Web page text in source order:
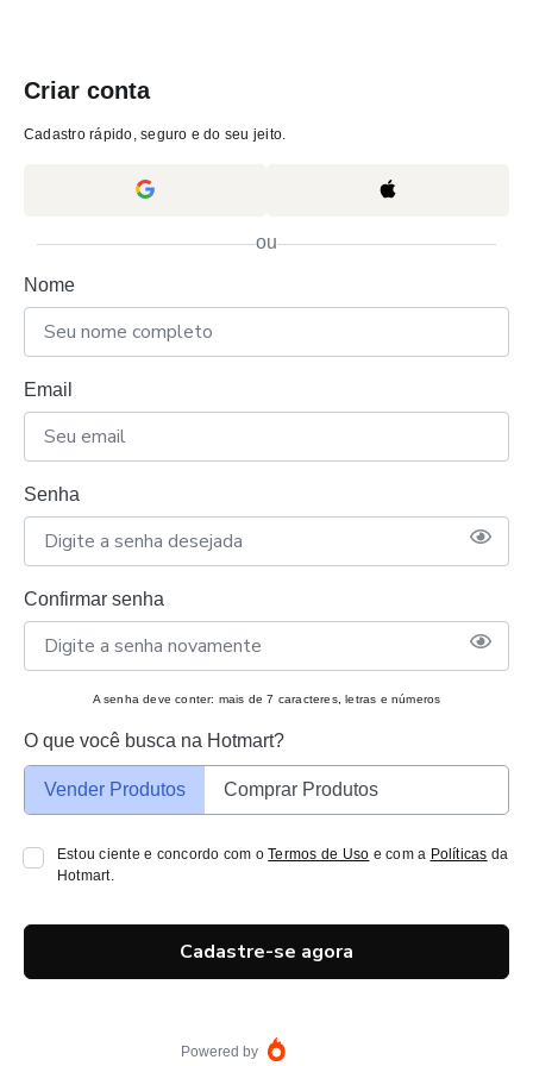
Criar conta
Cadastro rápido, seguro e do seu jeito.
ou
Nome
Email
Senha
Confirmar senha
A senha deve conter: mais de 7 caracteres, letras e números
O que você busca na Hotmart?
Vender Produtos Comprar Produtos
Estou ciente e concordo com oTermos de Uso e com a Políticas da
Hotmart.
Cadastre-se agora
Powered by